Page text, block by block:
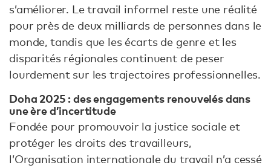
s’améliorer. Le travail informel reste une réalité
pour près de deux milliards de personnes dans le
monde, tandis que les écarts de genre et les
disparités régionales continuent de peser
lourdement sur les trajectoires professionnelles.
Doha 2025 : des engagements renouvelés dans
une ère d’incertitude
Fondée pour promouvoir la justice sociale et
protéger les droits des travailleurs,
l’Organisation internationale du travail n’a cessé